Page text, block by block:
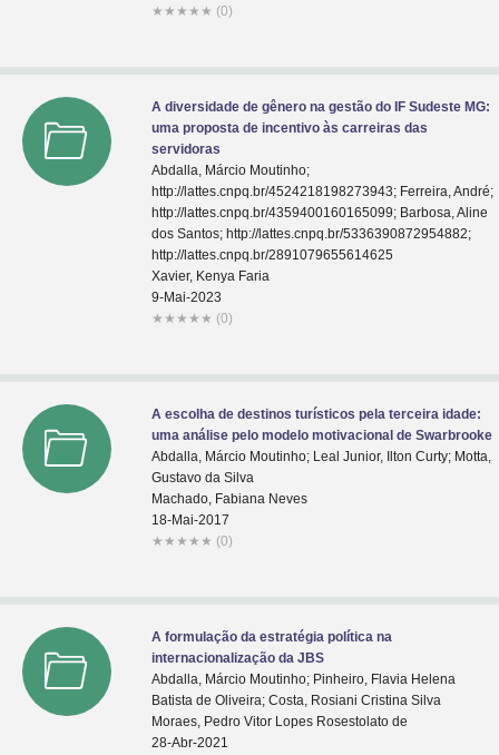
★ ★ ★ ★ ★ (0)
A diversidade de gênero na gestão do IF Sudeste MG:
uma proposta de incentivo às carreiras das
servidoras
Abdalla, Márcio Moutinho;
http://lattes.cnpq.br/4524218198273943; Ferreira, André;
http://lattes.cnpq.br/4359400160165099; Barbosa, Aline
dos Santos; http://lattes.cnpq.br/5336390872954882;
http://lattes.cnpq.br/2891079655614625
Xavier, Kenya Faria
9-Mai-2023
★ ★ ★ ★ ★ (0)
A escolha de destinos turísticos pela terceira idade:
uma análise pelo modelo motivacional de Swarbrooke
Abdalla, Márcio Moutinho; Leal Junior, Ilton Curty; Motta,
Gustavo da Silva
Machado, Fabiana Neves
18-Mai-2017
★ ★ ★ ★ ★ (0)
A formulação da estratégia política na
internacionalização da JBS
Abdalla, Márcio Moutinho; Pinheiro, Flavia Helena
Batista de Oliveira; Costa, Rosiani Cristina Silva
Moraes, Pedro Vitor Lopes Rosestolato de
28-Abr-2021